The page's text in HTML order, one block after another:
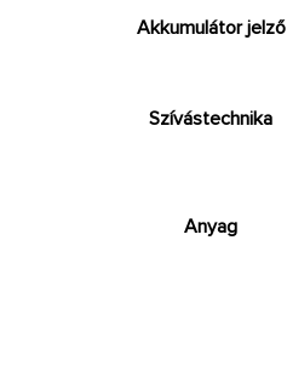
Akkumulátor jelző
Szívástechnika
Anyag